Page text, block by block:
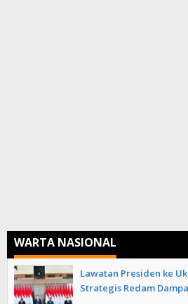
WARTA NASIONAL
Lawatan Presiden ke
Strategis Redam